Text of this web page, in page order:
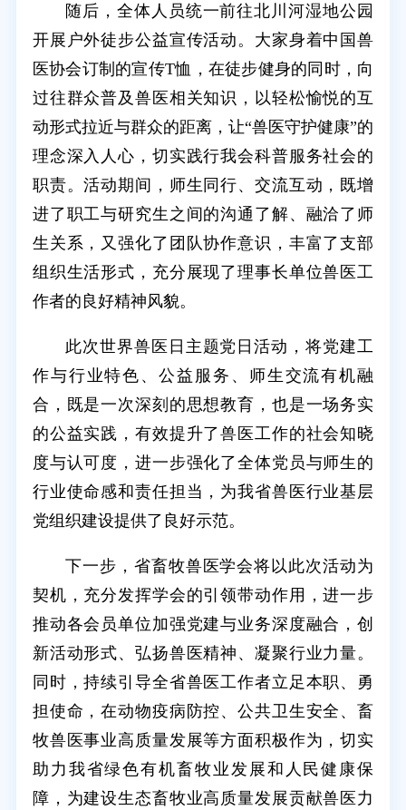
随后，全体人员统一前往北川河湿地公园
开展户外徒步公益宣传活动。大家身着中国兽
医协会订制的宣传T恤，在徒步健身的同时，向
过往群众普及兽医相关知识，以轻松愉悦的互
动形式拉近与群众的距离，让“兽医守护健康”的
理念深入人心，切实践行我会科普服务社会的
职责。活动期间，师生同行、交流互动，既增
进了职工与研究生之间的沟通了解、融洽了师
生关系，又强化了团队协作意识，丰富了支部
组织生活形式，充分展现了理事长单位兽医工
作者的良好精神风貌。
此次世界兽医日主题党日活动，将党建工
作与行业特色、公益服务、师生交流有机融
合，既是一次深刻的思想教育，也是一场务实
的公益实践，有效提升了兽医工作的社会知晓
度与认可度，进一步强化了全体党员与师生的
行业使命感和责任担当，为我省兽医行业基层
党组织建设提供了良好示范。
下一步，省畜牧兽医学会将以此次活动为
契机，充分发挥学会的引领带动作用，进一步
推动各会员单位加强党建与业务深度融合，创
新活动形式、弘扬兽医精神、凝聚行业力量。
同时，持续引导全省兽医工作者立足本职、勇
担使命，在动物疫病防控、公共卫生安全、畜
牧兽医事业高质量发展等方面积极作为，切实
助力我省绿色有机畜牧业发展和人民健康保
障，为建设生态畜牧业高质量发展贡献兽医力